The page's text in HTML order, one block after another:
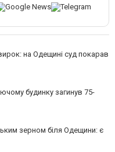
на Одещині суд покарав
будинку загинув 75-
зерном біля Одещини: є